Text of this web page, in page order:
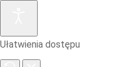
Ułatwienia dostępu